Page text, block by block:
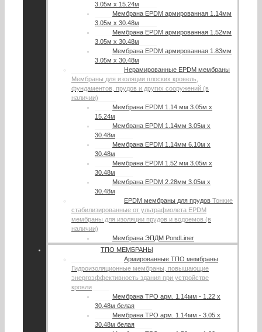
3.05м х 15.24м
Мембрана EPDM армированная 1.14мм
3.05м х 30.48м
Мембрана EPDM армированная 1.52мм
3.05м х 30.48м
Мембрана EPDM армированная 1.83мм
3.05м х 30.48м
Нерамированные EPDM мембраны
Мембраны для изоляции плоских кровель,
фундаментов, прудов и других сооружений (в
наличии)
Мембрана EPDM 1.14 мм 3.05м х
15.24м
Мембрана EPDM 1.14мм 3.05м х
30.48м
Мембрана EPDM 1.14мм 6.10м х
30.48м
Мембрана EPDM 1.52 мм 3.05м х
30.48м
Мембрана EPDM 2.28мм 3.05м х
30.48м
EPDM мембраны для прудов Тонкие
стабилизированные от ультрафиолета EPDM
мембраны для изоляции прудов и водоемов (в
наличии)
Мембрана ЭПДМ PondLiner
ТПО МЕМБРАНЫ
Армированные ТПО мембраны
Гидроизоляционные мембраны, повышающие
энергоэффективность здания при устройстве
кровли
Мембрана TPO арм. 1.14мм - 1.22 х
30.48м белая
Мембрана TPO арм. 1.14мм - 3.05 х
30.48м белая